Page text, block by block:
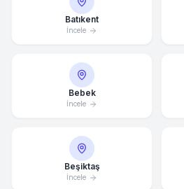
Batıkent
İncele
Bebek
İncele
Beşiktaş
İncele